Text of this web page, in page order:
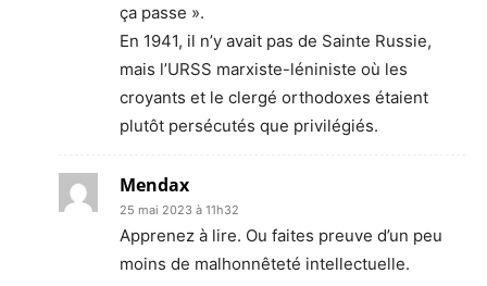
ça passe ».
En 1941, il n’y avait pas de Sainte Russie,
mais l’URSS marxiste-léniniste où les
croyants et le clergé orthodoxes étaient
plutôt persécutés que privilégiés.
Mendax
25 mai 2023 à 11h32
Apprenez à lire. Ou faites preuve d’un peu
moins de malhonnêteté intellectuelle.